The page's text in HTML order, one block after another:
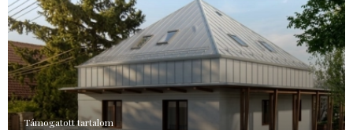
Támogatott tartalom